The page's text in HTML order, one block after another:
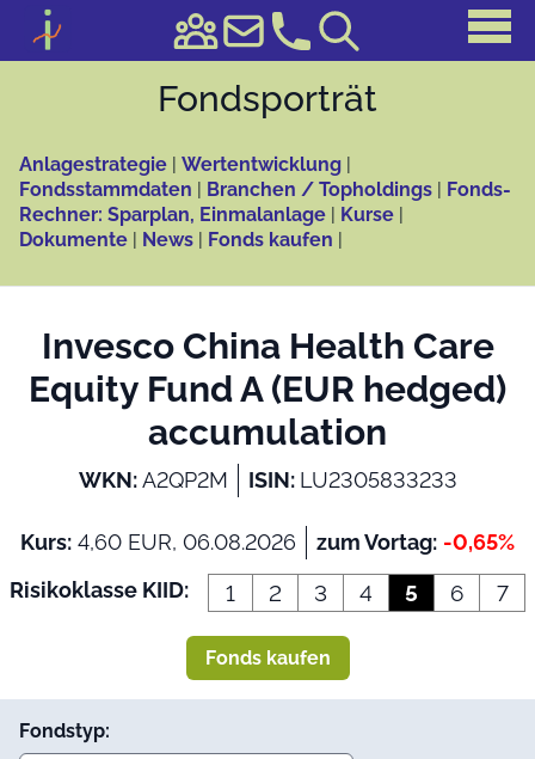
Fonds­porträt
Anlagestrategie | Wertentwicklung |
Fondsstammdaten | Branchen / Topholdings | Fonds-
Rechner: Sparplan, Einmalanlage | Kurse |
Dokumente | News | Fonds kaufen |
Invesco China Health Care
Equity Fund A (EUR hedged)
accumulation
WKN:A2QP2M ISIN: LU2305833233
Kurs: 4,60 EUR, 06.08.2026 zum Vortag: -0,65%
Risikoklasse KIID:
1 2 3 4 5 6 7
Fonds kaufen
Fondstyp: